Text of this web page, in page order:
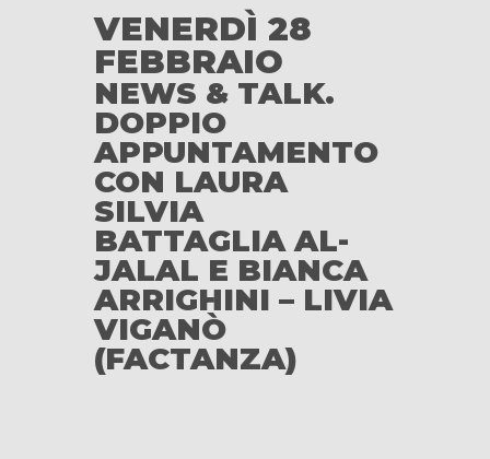
VENERDÌ 28
FEBBRAIO
NEWS & TALK.
DOPPIO
APPUNTAMENTO
CON LAURA
SILVIA
BATTAGLIA AL-
JALAL E BIANCA
ARRIGHINI – LIVIA
VIGANÒ
(FACTANZA)